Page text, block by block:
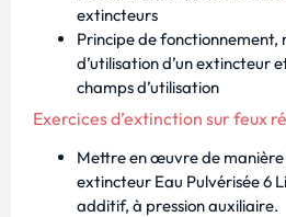
extincteurs
Principe de fonctionnement,
d’utilisation d’un extincteur
champs d’utilisation
Exercices d’extinction sur feux
Mettre en œuvre de manière
extincteur Eau Pulvérisée 6
additif, à pression auxiliaire.